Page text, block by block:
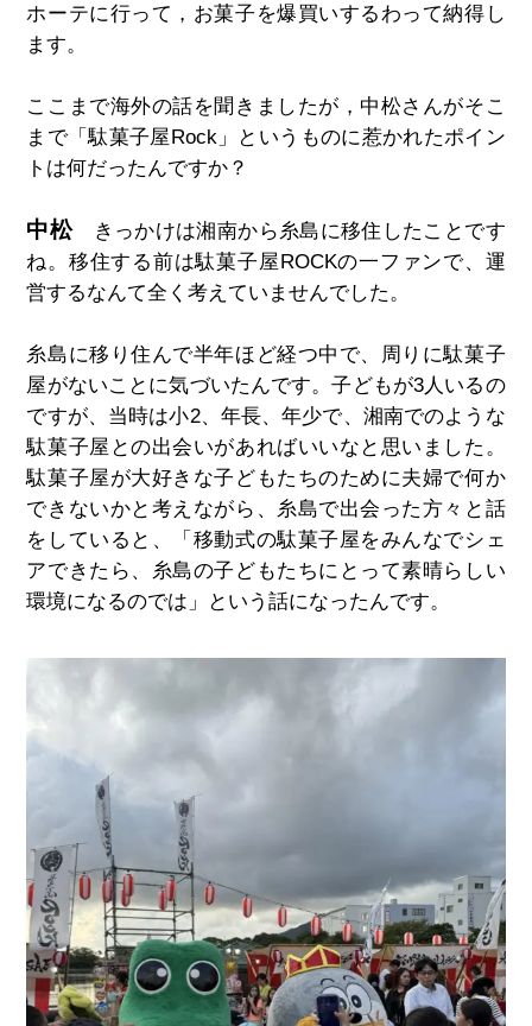
ホーテに行って，お菓子を爆買いするわって納得し
ます。
ここまで海外の話を聞きましたが，中松さんがそこ
まで「駄菓子屋Rock 」というものに惹かれたポイン
トは何だったんですか？
中松
きっかけは湘南から糸島に移住したことです
ね。移住する前は駄菓子屋ROCKの一ファンで、運
営するなんて全く考えていませんでした。
糸島に移り住んで半年ほど経つ中で、周りに駄菓子
屋がないことに気づいたんです。子どもが3人いるの
ですが、当時は小2、年長、年少で、湘南でのような
駄菓子屋との出会いがあればいいなと思いました。
駄菓子屋が大好きな子どもたちのために夫婦で何か
できないかと考えながら、糸島で出会った方々と話
をしていると、「移動式の駄菓子屋をみんなでシェ
アできたら、糸島の子どもたちにとって素晴らしい
環境になるのでは」という話になったんです。